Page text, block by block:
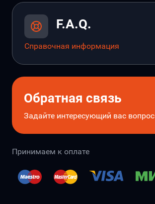
F.A.Q.
Справочная информация
Обратная связь
Задайте интересующий вас вопрос
Принимаем к оплате